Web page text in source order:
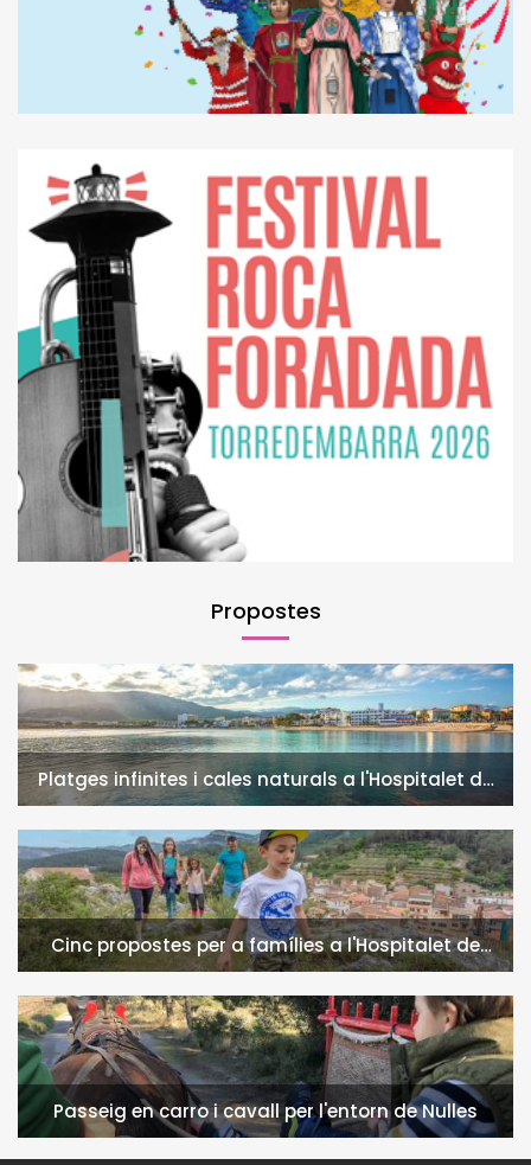
Propostes
Platges infinites i cales naturals a l'Hospitalet de
l'Infant i la Vall de Llors
Cinc propostes per a famílies a l'Hospitalet de
l'Infant i la Vall de Llors
Passeig en carro i cavall per l'entorn de Nulles